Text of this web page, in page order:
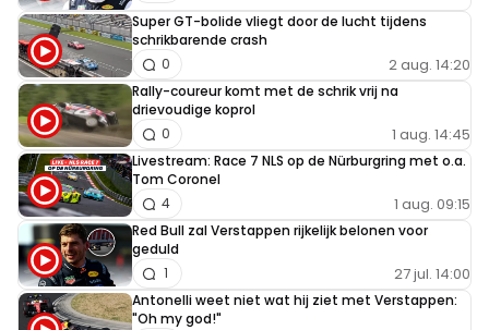
Super GT-bolide vliegt door de lucht tijdens
schrikbarende crash
2 aug. 14:20
0
Rally-coureur komt met de schrik vrij na
drievoudige koprol
1 aug. 14:45
0
Livestream: Race 7 NLS op de Nürburgring met o.a.
Tom Coronel
1 aug. 09:15
4
Red Bull zal Verstappen rijkelijk belonen voor
geduld
27 jul. 14:00
1
Antonelli weet niet wat hij ziet met Verstappen:
"Oh my god!"